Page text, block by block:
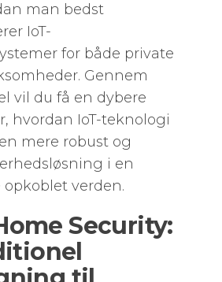
man bedst
IoT-
for både private
Gennem
vil du få en dybere
hvordan IoT-teknologi
mere robust og
i en
verden.
Security: